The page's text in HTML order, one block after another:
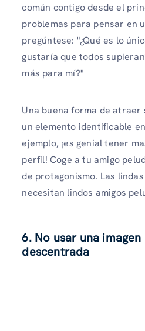
común contigo desde el
problemas para pensar en
pregúntese: "¿Qué es lo
gustaría que todos
más para mí?"
Una buena forma de atraer
un elemento identificable
ejemplo, ¡es genial tener
perfil! Coge a tu amigo
de protagonismo. Las
necesitan lindos amigos
6. No usar una
descentrada